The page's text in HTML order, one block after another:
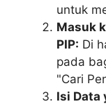
untuk
Masuk
PIP: Di
pada
"Cari
Isi Data